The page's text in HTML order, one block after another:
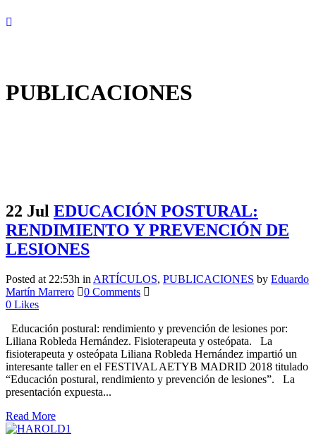
PUBLICACIONES
22 Jul EDUCACIÓN POSTURAL:
RENDIMIENTO Y PREVENCIÓN DE
LESIONES
Posted at 22:53h in ARTÍCULOS, PUBLICACIONES by Eduardo
Martín Marrero
0 Comments
0 Likes
Educación postural: rendimiento y prevención de lesiones por:
Liliana Robleda Hernández. Fisioterapeuta y osteópata. La
fisioterapeuta y osteópata Liliana Robleda Hernández impartió un
interesante taller en el FESTIVAL AETYB MADRID 2018 titulado
“Educación postural, rendimiento y prevención de lesiones”. La
presentación expuesta...
Read More